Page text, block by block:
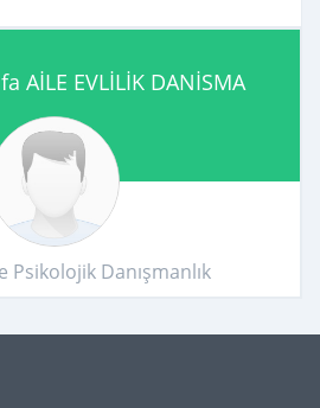
AİLE EVLİLİK DANİSMA
Psikolojik Danışmanlık